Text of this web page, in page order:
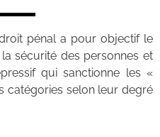
pénal a pour objectif le
sécurité des personnes et
qui sanctionne les «
catégories selon leur degré